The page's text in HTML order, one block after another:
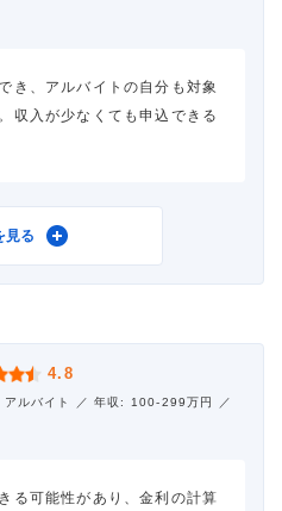
き、アルバイトの自分も対象
収入が少なくても申込できる
プロミス
1時間以内
見る
4.8
アルバイト ／ 年収: 100-299万円 ／
る可能性があり、金利の計算